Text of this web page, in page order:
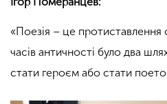
«Поезія – це
часів античності було два
стати героєм або стати